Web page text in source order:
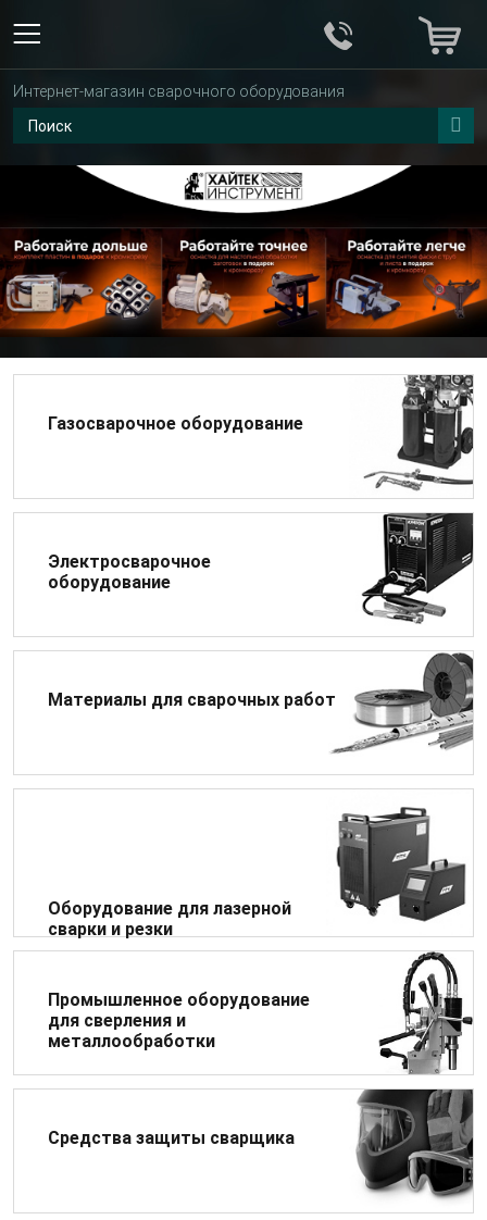
Интернет-магазин сварочного оборудования
Газосварочное оборудование
Электросварочное
оборудование
Материалы для сварочных работ
Оборудование для лазерной
сварки и резки
Промышленное оборудование
для сверления и
металлообработки
Средства защиты сварщика